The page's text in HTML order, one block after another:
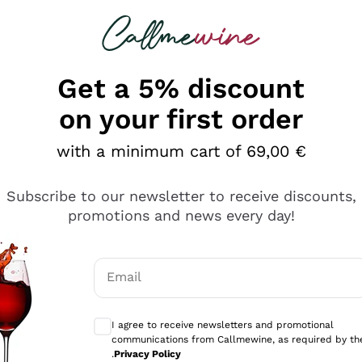
looking for
diversi e con un ampio range di prezzo. Le
Get a 5% discount
on your first order
with a minimum cart of 69,00 €
Subscribe to our newsletter to receive discounts,
promotions and news every day!
Email
I agree to receive newsletters and promotional
communications from Callmewine, as required by
.Privacy Policy